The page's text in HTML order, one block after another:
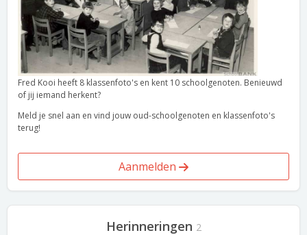
Fred Kooi heeft 8 klassenfoto's en kent 10 schoolgenoten. Benieuwd
of jij iemand herkent?
Meld je snel aan en vind jouw oud-schoolgenoten en klassenfoto's
terug!
Aanmelden
Herinneringen 2